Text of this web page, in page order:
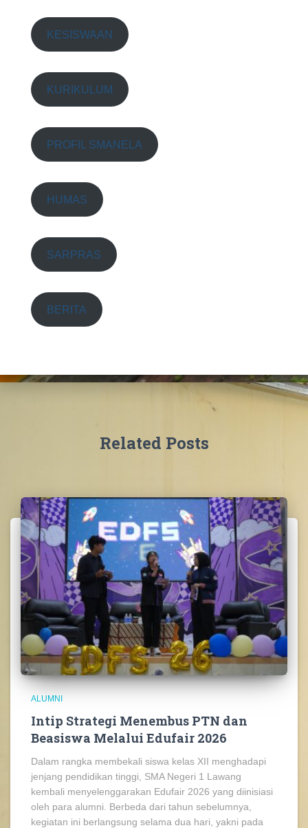
KESISWAAN
KURIKULUM
PROFIL SMANELA
HUMAS
SARPRAS
BERITA
Related Posts
ALUMNI
Intip Strategi Menembus PTN dan
Beasiswa Melalui Edufair 2026
Dalam rangka membekali siswa kelas XII menghadapi
jenjang pendidikan tinggi, SMA Negeri 1 Lawang
kembali menyelenggarakan Edufair 2026 yang diinisiasi
oleh para alumni. Berbeda dari tahun sebelumnya,
kegiatan ini berlangsung selama dua hari, yakni pada